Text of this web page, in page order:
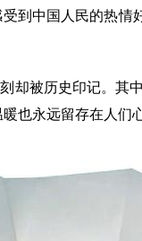
到中国人民的热情
却被历史印记。其
也永远留存在人们